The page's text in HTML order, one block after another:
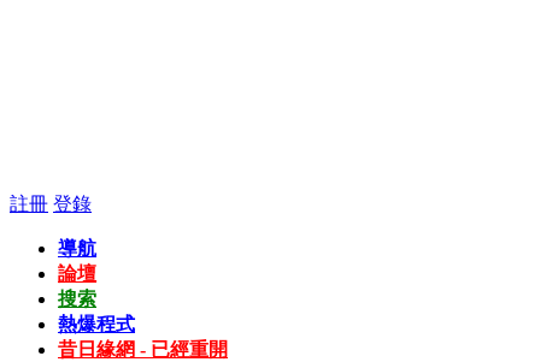
註冊 登錄
導航
論壇
搜索
熱爆程式
昔日緣網 - 已經重開